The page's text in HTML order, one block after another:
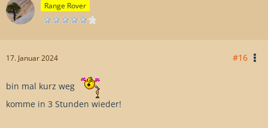
Range Rover
17. Januar 2024 #16
bin mal kurz weg
komme in 3 Stunden wieder!